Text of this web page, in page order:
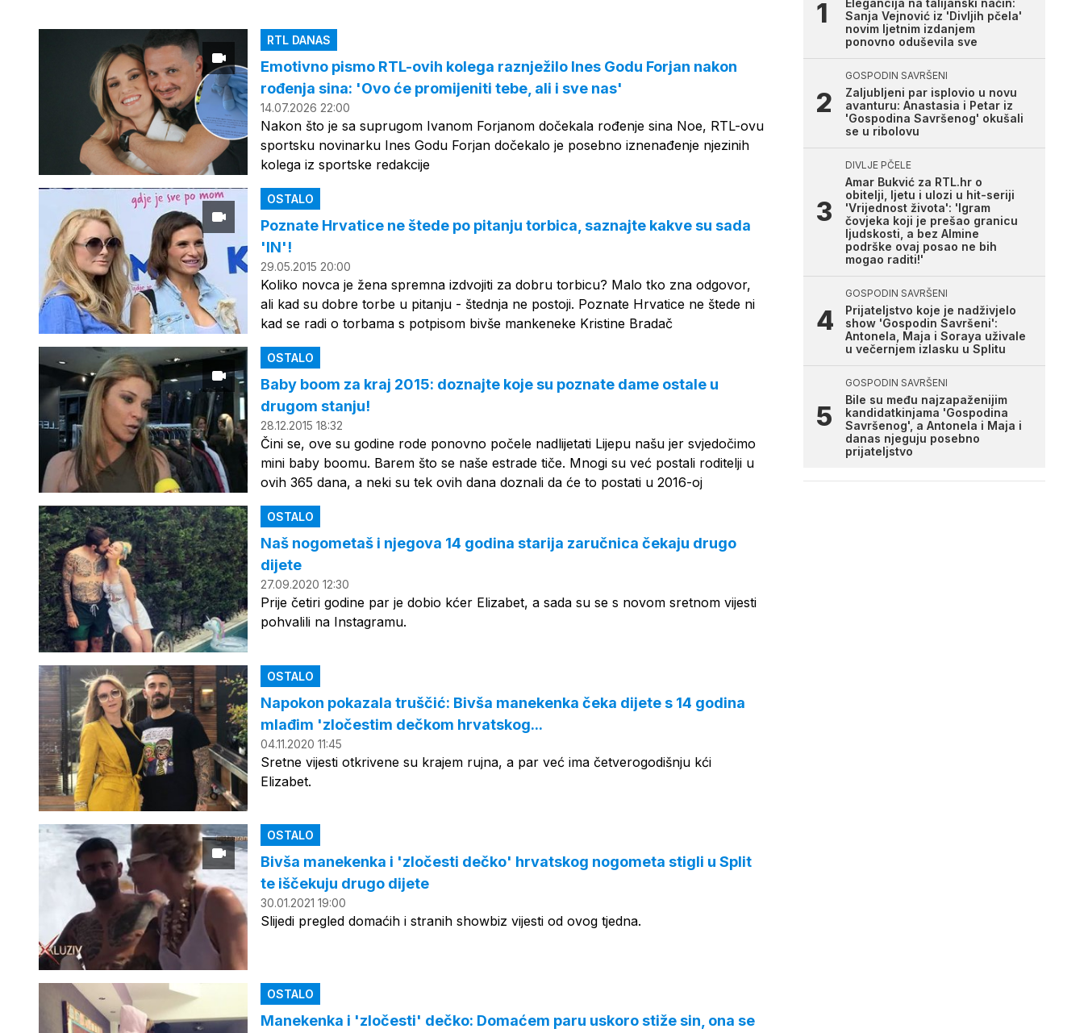
RTL DANAS
Emotivno pismo RTL-ovih kolega raznježilo Ines Godu Forjan nakon
rođenja sina: 'Ovo će promijeniti tebe, ali i sve nas'
14.07.2026 22:00
Nakon što je sa suprugom Ivanom Forjanom dočekala rođenje sina Noe, RTL-ovu
sportsku novinarku Ines Godu Forjan dočekalo je posebno iznenađenje njezinih
kolega iz sportske redakcije
OSTALO
Poznate Hrvatice ne štede po pitanju torbica, saznajte kakve su sada
'IN'!
29.05.2015 20:00
Koliko novca je žena spremna izdvojiti za dobru torbicu? Malo tko zna odgovor,
ali kad su dobre torbe u pitanju - štednja ne postoji. Poznate Hrvatice ne štede ni
kad se radi o torbama s potpisom bivše mankeneke Kristine Bradač
OSTALO
Baby boom za kraj 2015: doznajte koje su poznate dame ostale u
drugom stanju!
28.12.2015 18:32
Čini se, ove su godine rode ponovno počele nadlijetati Lijepu našu jer svjedočimo
mini baby boomu. Barem što se naše estrade tiče. Mnogi su već postali roditelji u
ovih 365 dana, a neki su tek ovih dana doznali da će to postati u 2016-oj
OSTALO
Naš nogometaš i njegova 14 godina starija zaručnica čekaju drugo
dijete
27.09.2020 12:30
Prije četiri godine par je dobio kćer Elizabet, a sada su se s novom sretnom vijesti
pohvalili na Instagramu.
OSTALO
Napokon pokazala truščić: Bivša manekenka čeka dijete s 14 godina
mlađim 'zločestim dečkom hrvatskog...
04.11.2020 11:45
Sretne vijesti otkrivene su krajem rujna, a par već ima četverogodišnju kći
Elizabet.
OSTALO
Bivša manekenka i 'zločesti dečko' hrvatskog nogometa stigli u Split
te iščekuju drugo dijete
30.01.2021 19:00
Slijedi pregled domaćih i stranih showbiz vijesti od ovog tjedna.
OSTALO
Manekenka i 'zločesti' dečko: Domaćem paru uskoro stiže sin, ona se
Elegancija na talijanski način:
Sanja Vejnović iz 'Divljih pčela'
novim ljetnim izdanjem
ponovno oduševila sve
GOSPODIN SAVRŠENI
Zaljubljeni par isplovio u novu
avanturu: Anastasia i Petar iz
'Gospodina Savršenog' okušali
se u ribolovu
DIVLJE PČELE
Amar Bukvić za RTL.hr o
obitelji, ljetu i ulozi u hit-seriji
'Vrijednost života': 'Igram
čovjeka koji je prešao granicu
ljudskosti, a bez Almine
podrške ovaj posao ne bih
mogao raditi!'
GOSPODIN SAVRŠENI
Prijateljstvo koje je nadživjelo
show 'Gospodin Savršeni':
Antonela, Maja i Soraya uživale
u večernjem izlasku u Splitu
GOSPODIN SAVRŠENI
Bile su među najzapaženijim
kandidatkinjama 'Gospodina
Savršenog', a Antonela i Maja i
danas njeguju posebno
prijateljstvo